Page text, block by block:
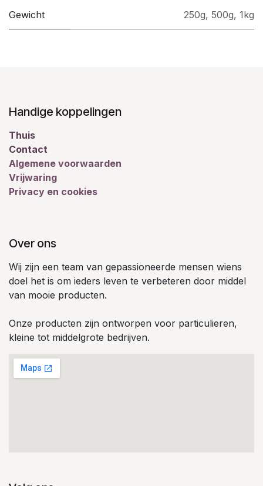
Gewicht 250g, 500g, 1kg
Handige koppelingen
Thuis
Contact
Algemene voorwaarden
Vrijwaring
Privacy en cookies
Over ons
Wij zijn een team van gepassioneerde mensen wiens
doel het is om ieders leven te verbeteren door middel
van mooie producten.
Onze producten zijn ontworpen voor particulieren,
kleine tot middelgrote bedrijven.